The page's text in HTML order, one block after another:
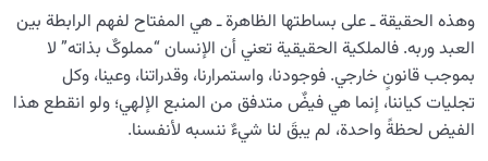
وهذه الحقيقة ـ على بساطتها الظاهرة ـ هي المفتاح لفهم الرابطة بين
العبد وربه. فالملكية الحقيقية تعني أن الإنسان “مملوکٌ بذاته” لا
بموجب قانونٍ خارجي. فوجودنا، واستمرارنا، وقدراتنا، وعينا، وكل
تجليات كياننا، إنما هي فيضٌ متدفق من المنبع الإلهي؛ ولو انقطع هذا
الفيض لحظةً واحدة، لم يبقَ لنا شيءٌ ننسبه لأنفسنا.